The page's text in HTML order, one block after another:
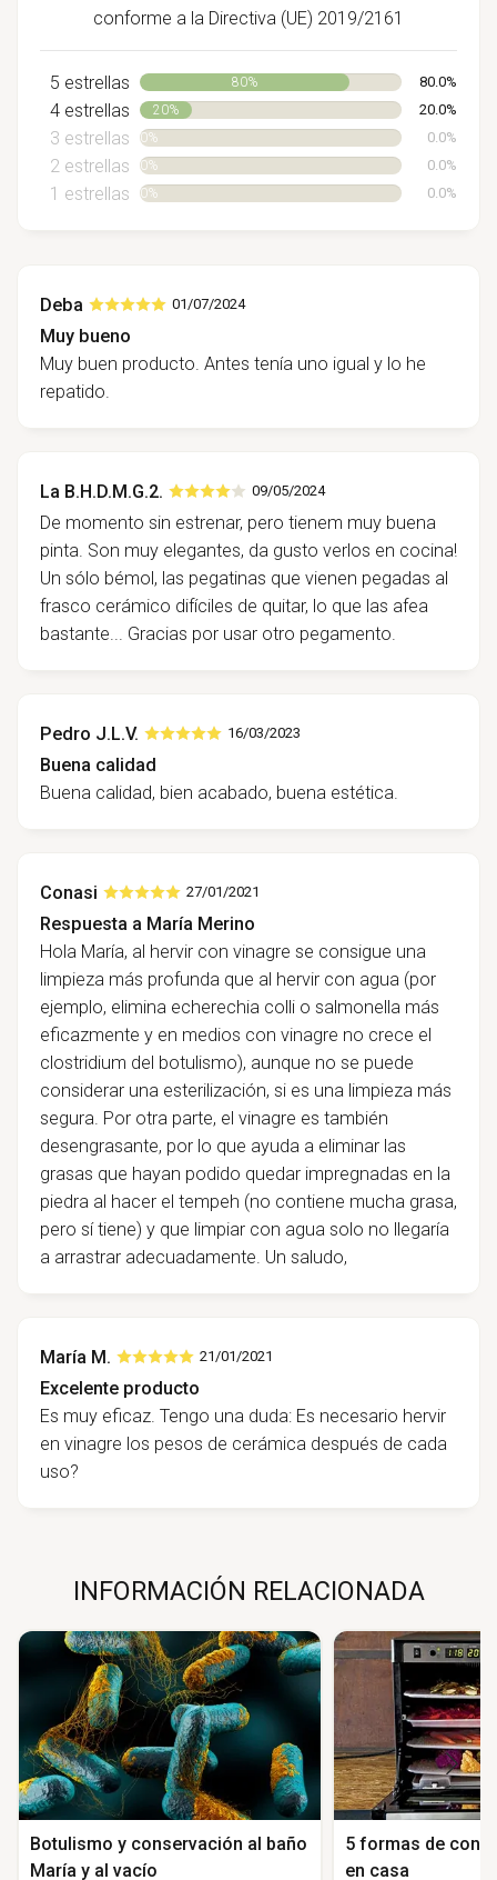
conforme a la Directiva (UE) 2019/2161
5 estrellas 80% 80.0%
4 estrellas 20% 20.0%
3 estrellas 0% 0.0%
2 estrellas 0% 0.0%
1 estrellas 0% 0.0%
Deba 01/07/2024
Muy bueno
Muy buen producto. Antes tenía uno igual y lo he
repatido.
La B.H.D.M.G.2. 09/05/2024
De momento sin estrenar, pero tienem muy buena
pinta. Son muy elegantes, da gusto verlos en cocina!
Un sólo bémol, las pegatinas que vienen pegadas al
frasco cerámico difíciles de quitar, lo que las afea
bastante... Gracias por usar otro pegamento.
Pedro J.L.V. 16/03/2023
Buena calidad
Buena calidad, bien acabado, buena estética.
Conasi 27/01/2021
Respuesta a María Merino
Hola María, al hervir con vinagre se consigue una
limpieza más profunda que al hervir con agua (por
ejemplo, elimina echerechia colli o salmonella más
eficazmente y en medios con vinagre no crece el
clostridium del botulismo), aunque no se puede
considerar una esterilización, si es una limpieza más
segura. Por otra parte, el vinagre es también
desengrasante, por lo que ayuda a eliminar las
grasas que hayan podido quedar impregnadas en la
piedra al hacer el tempeh (no contiene mucha grasa,
pero sí tiene) y que limpiar con agua solo no llegaría
a arrastrar adecuadamente. Un saludo,
María M. 21/01/2021
Excelente producto
Es muy eficaz. Tengo una duda: Es necesario hervir
en vinagre los pesos de cerámica después de cada
uso?
INFORMACIÓN RELACIONADA
Botulismo y conservación al baño
María y al vacío
5 formas de
en casa